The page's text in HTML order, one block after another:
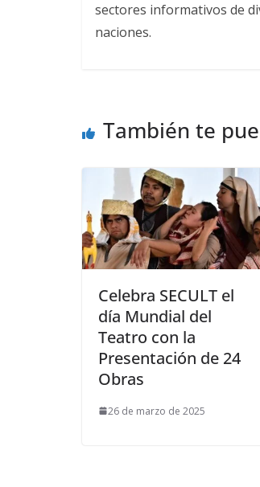
sectores informativos de
naciones.
También te
Celebra SECULT el
día Mundial del
Teatro con la
Presentación de 24
Obras
26 de marzo de 2025